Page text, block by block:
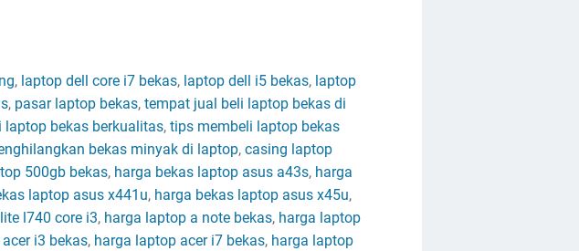
, laptop dell core i7 bekas, laptop dell i5 bekas, laptop
, pasar laptop bekas, tempat jual beli laptop bekas di
laptop bekas berkualitas, tips membeli laptop bekas
bekas minyak di laptop, casing laptop
500gb bekas, harga bekas laptop asus a43s, harga
laptop asus x441u, harga bekas laptop asus x45u,
l740 core i3, harga laptop a note bekas, harga laptop
i3 bekas, harga laptop acer i7 bekas, harga laptop